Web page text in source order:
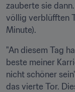
zauberte sie
völlig verblüfften
Minute).
"An diesem Tag
beste meiner
nicht schöner
das vierte Tor.